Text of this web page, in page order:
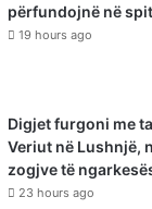
përfundojnë në
19 hours ago
Digjet furgoni me
Veriut në Lushnjë,
zogjve të
23 hours ago